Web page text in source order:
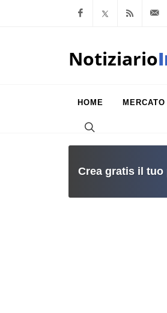
Facebook
x.com
Notiziario
HOME
Crea gratis il